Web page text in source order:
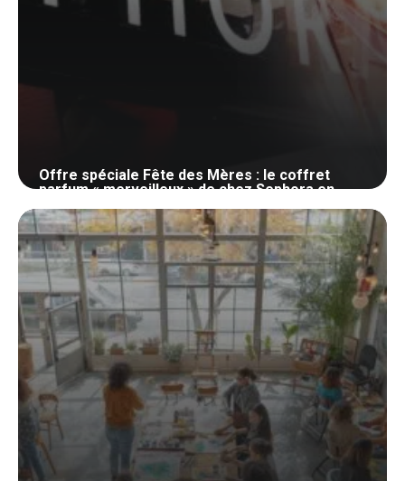
Offre spéciale Fête des Mères : le coffret
parfum « merveilleux » de chez Sephora en
23 mai 2024